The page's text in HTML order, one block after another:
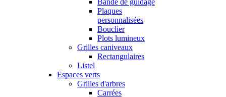
Bande de guidage
Plaques
personnalisées
Bouclier
Plots lumineux
Grilles caniveaux
Rectangulaires
Listel
Espaces verts
Grilles d'arbres
Carrées